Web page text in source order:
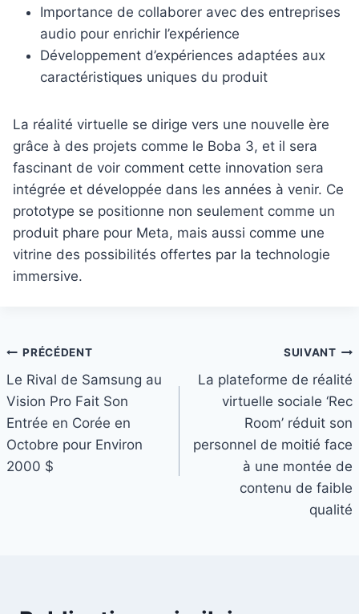
Importance de collaborer avec des entreprises
audio pour enrichir l’expérience
Développement d’expériences adaptées aux
caractéristiques uniques du produit
La réalité virtuelle se dirige vers une nouvelle ère
grâce à des projets comme le Boba 3, et il sera
fascinant de voir comment cette innovation sera
intégrée et développée dans les années à venir. Ce
prototype se positionne non seulement comme un
produit phare pour Meta, mais aussi comme une
vitrine des possibilités offertes par la technologie
immersive.
Navigation
de
l’article
PRÉCÉDENT
Le Rival de Samsung au
Vision Pro Fait Son
Entrée en Corée en
Octobre pour Environ
2000 $
SUIVANT
La plateforme de réalité
virtuelle sociale ‘Rec
Room’ réduit son
personnel de moitié face
à une montée de
contenu de faible
qualité